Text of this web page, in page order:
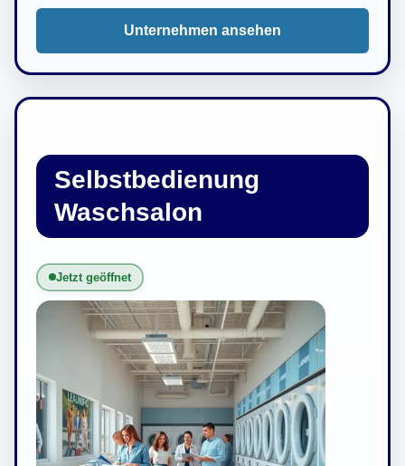
Unternehmen ansehen
Selbstbedienung
Waschsalon
Jetzt geöffnet